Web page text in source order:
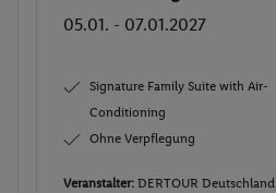
05.01. - 07.01.2027
Signature Family Suite with Air-
Conditioning
Ohne Verpflegung
Veranstalter: DERTOUR Deutschland